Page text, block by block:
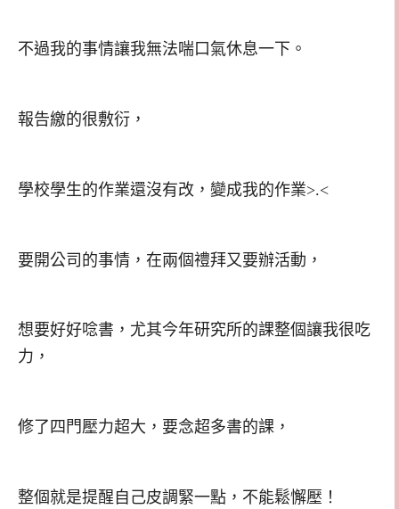
不過我的事情讓我無法喘口氣休息一下。
報告繳的很敷衍，
學校學生的作業還沒有改，變成我的作業>.<
要開公司的事情，在兩個禮拜又要辦活動，
想要好好唸書，尤其今年研究所的課整個讓我很吃
力，
修了四門壓力超大，要念超多書的課，
整個就是提醒自己皮調緊一點，不能鬆懈壓！